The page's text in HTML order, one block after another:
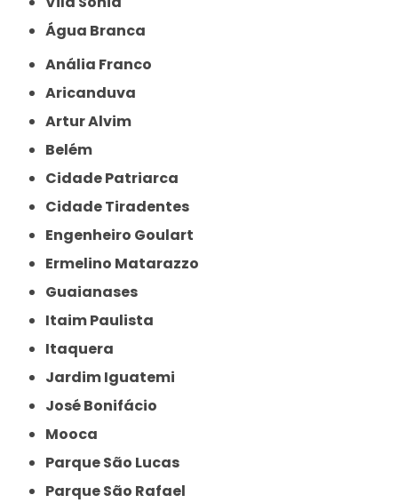
Água Branca
Anália Franco
Aricanduva
Artur Alvim
Belém
Cidade Patriarca
Cidade Tiradentes
Engenheiro Goulart
Ermelino Matarazzo
Guaianases
Itaim Paulista
Itaquera
Jardim Iguatemi
José Bonifácio
Mooca
Parque São Lucas
Parque São Rafael